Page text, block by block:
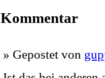
Kommentar
» Gepostet von